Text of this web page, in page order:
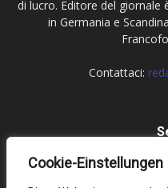
Cookie-Einstellungen
di lucro. Editore del giornale
in Germania e
Contattaci: